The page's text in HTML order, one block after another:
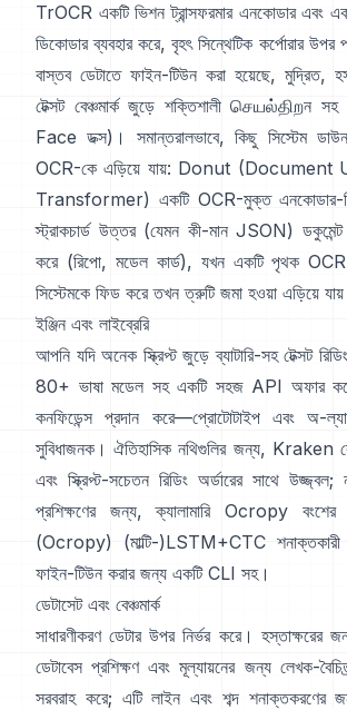
TrOCR একটি ভিশন ট্রান্সফরমার এনকোডার এবং
ডিকোডার ব্যবহার করে, বৃহৎ সিন্থেটিক কর্পোরার উপর
বাস্তব ডেটাতে ফাইন-টিউন করা হয়েছে, মুদ্রিত,
টেক্সট বেঞ্চমার্ক জুড়ে শক্তিশালী செயல்திறন সহ
Face ডক্স)। সমান্তরালভাবে, কিছু সিস্টেম
OCR-কে এড়িয়ে যায়: Donut (Document
Transformer) একটি OCR-মুক্ত এনকোডার-
স্ট্রাকচার্ড উত্তর (যেমন কী-মান JSON)
করে (রিপো, মডেল কার্ড), যখন একটি পৃথক OCR
সিস্টেমকে ফিড করে তখন ত্রুটি জমা হওয়া এড়িয়ে
ইঞ্জিন এবং লাইব্রেরি
আপনি যদি অনেক স্ক্রিপ্ট জুড়ে ব্যাটারি-সহ টেক্সট
80+ ভাষা মডেল সহ একটি সহজ API অফার করে,
কনফিডেন্স প্রদান করে—প্রোটোটাইপ এবং অ-
সুবিধাজনক। ঐতিহাসিক নথিগুলির জন্য, Kraken
এবং স্ক্রিপ্ট-সচেতন রিডিং অর্ডারের সাথে উজ্জ্বল;
প্রশিক্ষণের জন্য,
ক্যালামারি
Ocropy বংশের
(Ocropy) (মাল্টি-)LSTM+CTC
ফাইন-টিউন করার জন্য একটি CLI সহ।
ডেটাসেট এবং বেঞ্চমার্ক
সাধারণীকরণ ডেটার উপর নির্ভর করে। হস্তাক্ষরের
ডেটাবেস প্রশিক্ষণ এবং মূল্যায়নের জন্য লেখক-
সরবরাহ করে; এটি লাইন এবং শব্দ শনাক্তকরণের